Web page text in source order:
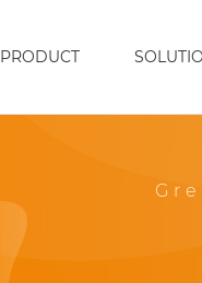
PRODUCT